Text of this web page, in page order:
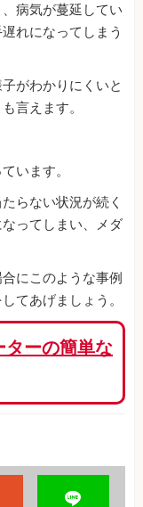
病気が蔓延してい
れになってしまう
がわかりにくいと
言えます。
います。
らない状況が続く
ってしまい、メダ
にこのような事例
てあげましょう。
ターの簡単な